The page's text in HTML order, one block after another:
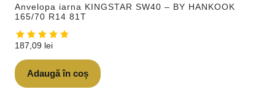
Anvelopa iarna KINGSTAR SW40 – BY HANKOOK
165/70 R14 81T
187,09 lei
Adaugă în coș